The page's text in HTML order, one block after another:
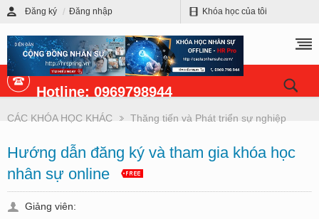
Đăng ký Đăng nhập Khóa học của tôi
Hotline: 0969798944
CÁC KHÓA HỌC KHÁC Thăng tiến và Phát triển sự nghiệp
Hướng dẫn đăng ký và tham gia khóa học
nhân sự online
Giảng viên: